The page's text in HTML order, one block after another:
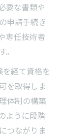
要な書類や
申請手続き
専任技術者
経て資格を
を取得しま
体制の構築
ように段階
つながりま